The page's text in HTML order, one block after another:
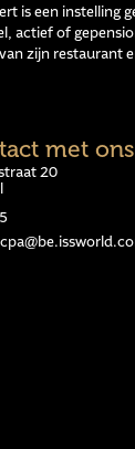
is een instelling
actief of
zijn restaurant
met
20